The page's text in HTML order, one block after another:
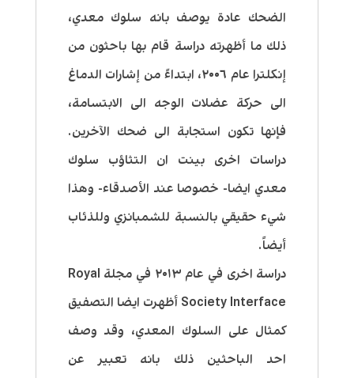
الضحك عادة يوصف بانه سلوك معدي،
ذلك ما أظهرته دراسة قام بها باحثون من
إنكلترا عام ٢٠٠٦، ابتداءً من إشارات الدماغ
الى حركة عضلات الوجه الى الابتسامة،
فإنها تكون استجابة الى ضحك الآخرين.
دراسات اخرى بينت ان التثاؤب سلوك
معدي ايضا- خصوصا عند الأصدقاء- وهذا
شيء حقيقي بالنسبة للشمبانزي وللذئاب
أيضاً.
دراسة اخرى في عام ٢٠١٣ في مجلة Royal
Society Interface أظهرت ايضا التصفيق
كمثال على السلوك المعدي، وقد وصف
احد الباحثين ذلك بانه تعبير عن